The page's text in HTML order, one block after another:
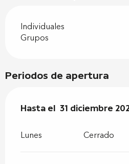
Individuales
Grupos
Periodos de apertura
Del2 enero 2026al31
Hasta el 31 diciembre
Lunes Cerrado